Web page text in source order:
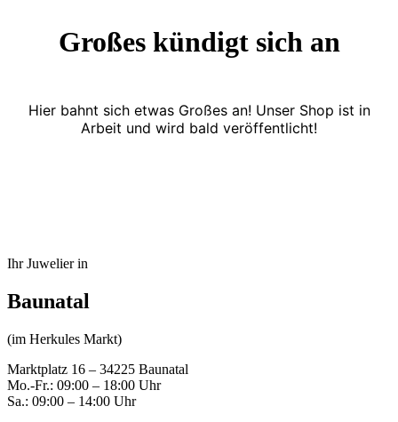
Großes kündigt sich an
Hier bahnt sich etwas Großes an! Unser Shop ist in
Arbeit und wird bald veröffentlicht!
Ihr Juwelier in
Baunatal
(im Herkules Markt)
Marktplatz 16 – 34225 Baunatal
Mo.-Fr.: 09:00 – 18:00 Uhr
Sa.: 09:00 – 14:00 Uhr